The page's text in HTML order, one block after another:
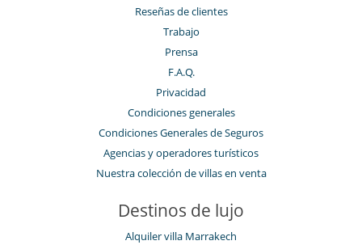
Reseñas de clientes
Trabajo
Prensa
F.A.Q.
Privacidad
Condiciones generales
Condiciones Generales de Seguros
Agencias y operadores turísticos
Nuestra colección de villas en venta
Destinos de lujo
Alquiler villa Marrakech